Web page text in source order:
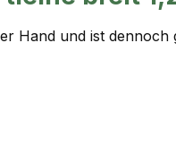
Hand und ist